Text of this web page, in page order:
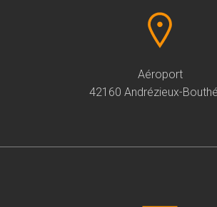
Aéroport
42160 Andrézieux-